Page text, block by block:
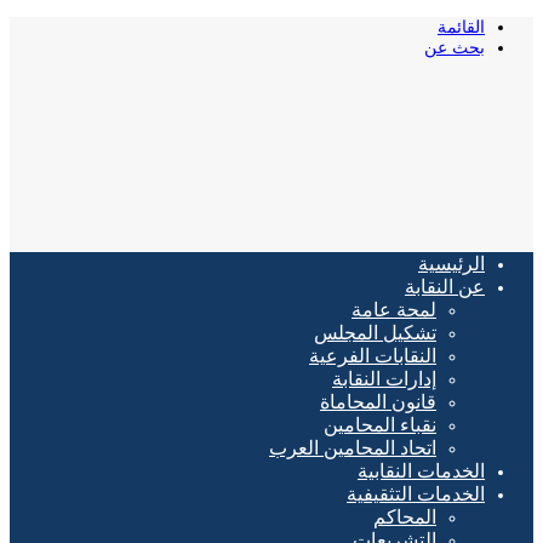
القائمة
بحث عن
الرئيسية
عن النقابة
لمحة عامة
تشكيل المجلس
النقابات الفرعية
إدارات النقابة
قانون المحاماة
نقباء المحامين
اتحاد المحامين العرب
الخدمات النقابية
الخدمات التثقيفية
المحاكم